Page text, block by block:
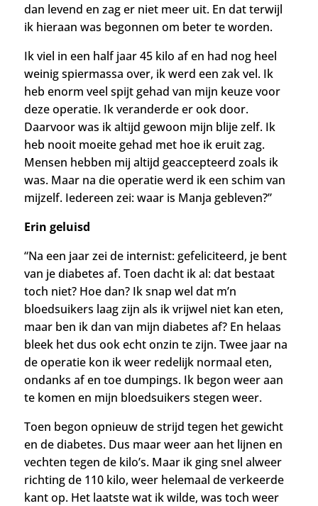
dan levend en zag er niet meer uit. En dat terwijl
ik hieraan was begonnen om beter te worden.
Ik viel in een half jaar 45 kilo af en had nog heel
weinig spiermassa over, ik werd een zak vel. Ik
heb enorm veel spijt gehad van mijn keuze voor
deze operatie. Ik veranderde er ook door.
Daarvoor was ik altijd gewoon mijn blije zelf. Ik
heb nooit moeite gehad met hoe ik eruit zag.
Mensen hebben mij altijd geaccepteerd zoals ik
was. Maar na die operatie werd ik een schim van
mijzelf. Iedereen zei: waar is Manja gebleven?”
Erin geluisd
“Na een jaar zei de internist: gefeliciteerd, je bent
van je diabetes af. Toen dacht ik al: dat bestaat
toch niet? Hoe dan? Ik snap wel dat m’n
bloedsuikers laag zijn als ik vrijwel niet kan eten,
maar ben ik dan van mijn diabetes af? En helaas
bleek het dus ook echt onzin te zijn. Twee jaar na
de operatie kon ik weer redelijk normaal eten,
ondanks af en toe dumpings. Ik begon weer aan
te komen en mijn bloedsuikers stegen weer.
Toen begon opnieuw de strijd tegen het gewicht
en de diabetes. Dus maar weer aan het lijnen en
vechten tegen de kilo’s. Maar ik ging snel alweer
richting de 110 kilo, weer helemaal de verkeerde
kant op. Het laatste wat ik wilde, was toch weer